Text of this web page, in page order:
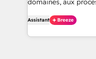
domaines, aux
des domaines et au
problèmes liés aux
Assistant Breeze